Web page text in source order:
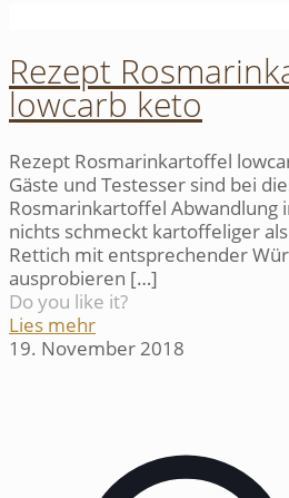
Rezept
lowcarb keto
Rezept Rosmarinkartoffel
Gäste und Testesser sind bei
Rosmarinkartoffel Abwandlung
nichts schmeckt kartoffeliger
Rettich mit entsprechender
ausprobieren […]
Do you like it?
Lies mehr
19. November 2018